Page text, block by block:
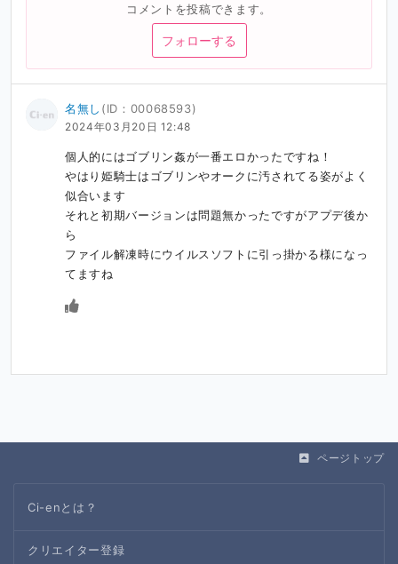
コメントを投稿できます。
フォローする
名無し (ID：00068593)
2024年03月20日 12:48
個人的にはゴブリン姦が一番エロかったですね！
やはり姫騎士はゴブリンやオークに汚されてる姿がよく
似合います
それと初期バージョンは問題無かったですがアプデ後か
ら
ファイル解凍時にウイルスソフトに引っ掛かる様になっ
てますね
ページトップ
Ci-enとは？
クリエイター登録